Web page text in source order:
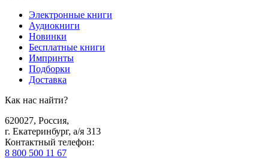
Электронные книги
Аудиокниги
Новинки
Бесплатные книги
Импринты
Подборки
Доставка
Как нас найти?
620027, Россия,
г. Екатеринбург, а/я 313
Контактный телефон:
8 800 500 11 67